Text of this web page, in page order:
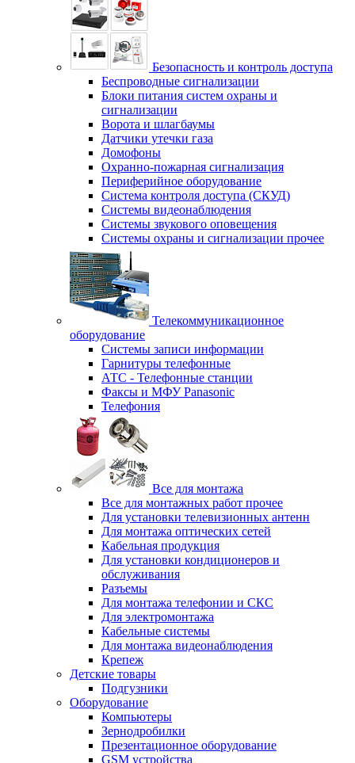
Безопасность и контроль доступа
Беспроводные сигнализации
Блоки питания систем охраны и
сигнализации
Ворота и шлагбаумы
Датчики утечки газа
Домофоны
Охранно-пожарная сигнализация
Периферийное оборудование
Система контроля доступа (СКУД)
Системы видеонаблюдения
Системы звукового оповещения
Системы охраны и сигнализации прочее
Телекоммуникационное
оборудование
Системы записи информации
Гарнитуры телефонные
АТС - Телефонные станции
Факсы и МФУ Panasonic
Телефония
Все для монтажа
Все для монтажных работ прочее
Для установки телевизионных антенн
Для монтажа оптических сетей
Кабельная продукция
Для установки кондиционеров и
обслуживания
Разъемы
Для монтажа телефонии и СКС
Для электромонтажа
Кабельные системы
Для монтажа видеонаблюдения
Крепеж
Детские товары
Подгузники
Оборудование
Компьютеры
Зернодробилки
Презентационное оборудование
GSM устройства